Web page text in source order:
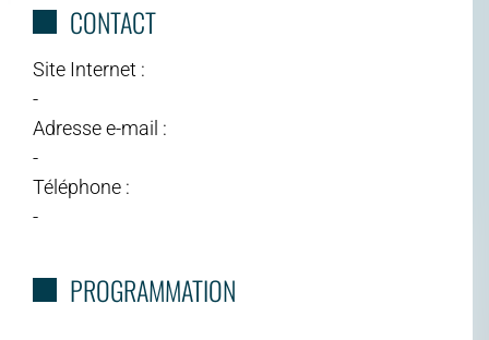
CONTACT
Site Internet :
-
Adresse e-mail :
-
Téléphone :
-
PROGRAMMATION